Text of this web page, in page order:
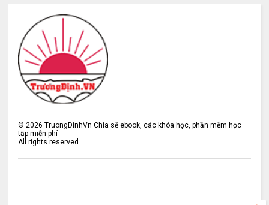
© 2026 TruongDinhVn Chia sẽ ebook, các khóa học, phần mềm học
tập miễn phí
All rights reserved.